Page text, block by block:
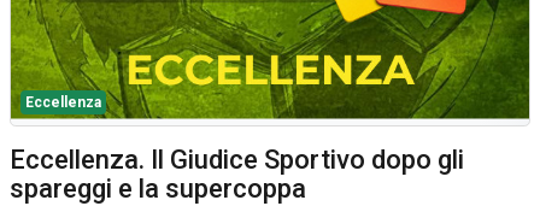
Eccellenza
Eccellenza. Il Giudice Sportivo dopo gli
spareggi e la supercoppa